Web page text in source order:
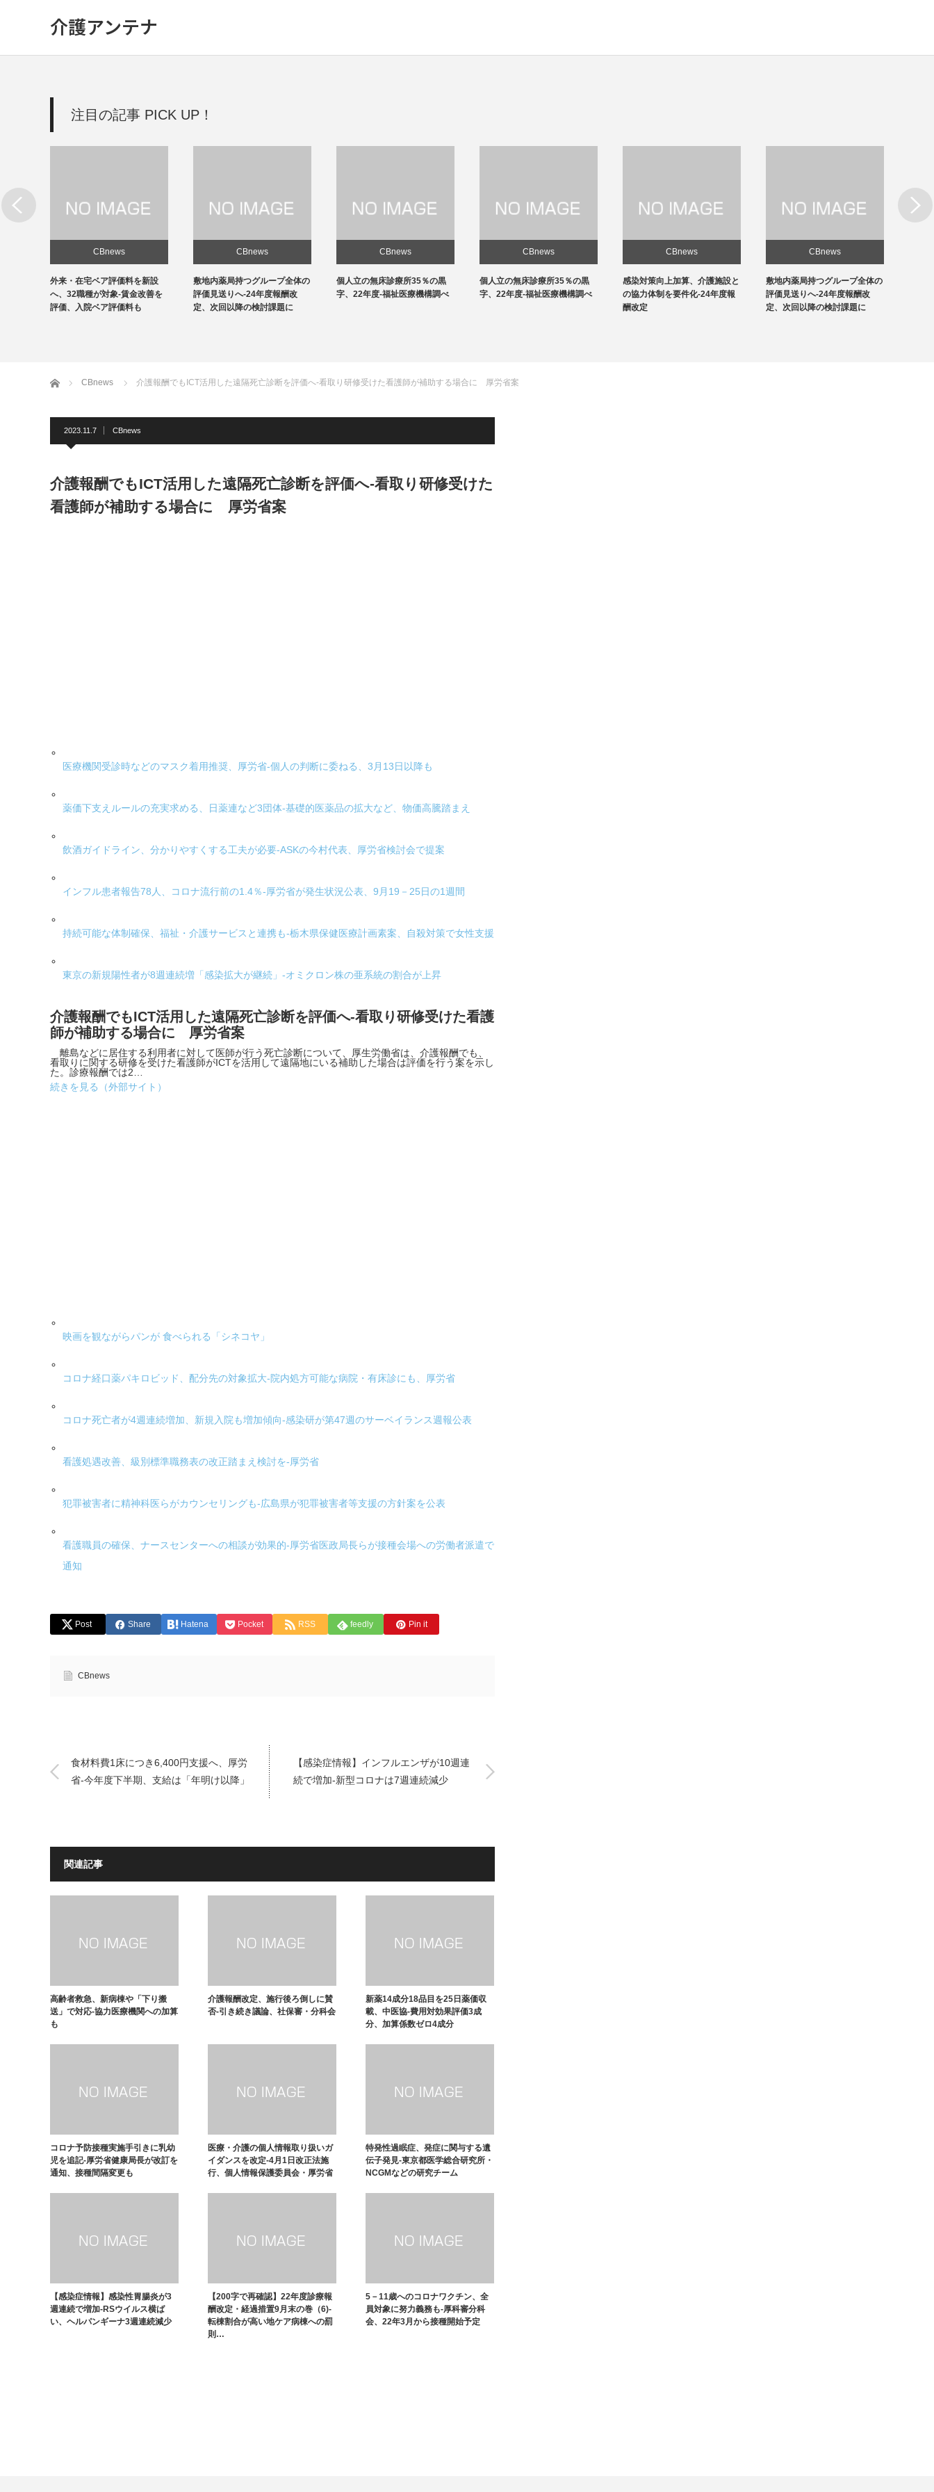
介護アンテナ
注目の記事 PICK UP！
CBnews
敷地内薬局持つグループ全体の
評価見送りへ-24年度報酬改
定、次回以降の検討課題に
CBnews
個人立の無床診療所35％の黒
字、22年度-福祉医療機構調べ
CBnews
個人立の無床診療所35％の黒
字、22年度-福祉医療機構調べ
CBnews
感染対策向上加算、介護施設と
の協力体制を要件化-24年度報
CBnews
敷地内薬局持つグループ全体の
評価見送りへ-24年度報酬改
定、次回以降の検討課題に
CBnews
急性期1の在院日数、支払側
「14日以内」主張-診療側「分
化の前につぶれる」、公益裁定
Next
ホーム CBnews 介護報酬でもICT活用した遠隔死亡診断を評価へ-看取り研修受けた看護師が補助する場合に 厚労省案
2023.11.7 CBnews
介護報酬でもICT活用した遠隔死亡診断を評価へ-看取り研修受けた
看護師が補助する場合に 厚労省案
医療機関受診時などのマスク着用推奨、厚労省-個人の判断に委ねる、3月13日以降も
薬価下支えルールの充実求める、日薬連など3団体-基礎的医薬品の拡大など、物価高騰踏まえ
飲酒ガイドライン、分かりやすくする工夫が必要-ASKの今村代表、厚労省検討会で提案
インフル患者報告78人、コロナ流行前の1.4％-厚労省が発生状況公表、9月19－25日の1週間
持続可能な体制確保、福祉・介護サービスと連携も-栃木県保健医療計画素案、自殺対策で女性支援
東京の新規陽性者が8週連続増「感染拡大が継続」-オミクロン株の亜系統の割合が上昇
介護報酬でもICT活用した遠隔死亡診断を評価へ-看取り研修受けた看護
師が補助する場合に 厚労省案
離島などに居住する利用者に対して医師が行う死亡診断について、厚生労働省は、介護報酬でも、
看取りに関する研修を受けた看護師がICTを活用して遠隔地にいる補助した場合は評価を行う案を示し
た。診療報酬では2…
続きを見る（外部サイト）
映画を観ながらパンが 食べられる「シネコヤ」
コロナ経口薬パキロビッド、配分先の対象拡大-院内処方可能な病院・有床診にも、厚労省
コロナ死亡者が4週連続増加、新規入院も増加傾向-感染研が第47週のサーベイランス週報公表
看護処遇改善、級別標準職務表の改正踏まえ検討を-厚労省
犯罪被害者に精神科医らがカウンセリングも-広島県が犯罪被害者等支援の方針案を公表
看護職員の確保、ナースセンターへの相談が効果的-厚労省医政局長らが接種会場への労働者派遣で
通知
Post Share Hatena Pocket RSS feedly Pin it
CBnews
食材料費1床につき6,400円支援へ、厚労
省-今年度下半期、支給は「年明け以降」
【感染症情報】インフルエンザが10週連
続で増加-新型コロナは7週連続減少
関連記事
高齢者救急、新病棟や「下り搬
送」で対応-協力医療機関への加算
も
介護報酬改定、施行後ろ倒しに賛
否-引き続き議論、社保審・分科会
新薬14成分18品目を25日薬価収
載、中医協-費用対効果評価3成
分、加算係数ゼロ4成分
コロナ予防接種実施手引きに乳幼
児を追記-厚労省健康局長が改訂を
通知、接種間隔変更も
医療・介護の個人情報取り扱いガ
イダンスを改定-4月1日改正法施
行、個人情報保護委員会・厚労省
特発性過眠症、発症に関与する遺
伝子発見-東京都医学総合研究所・
NCGMなどの研究チーム
【感染症情報】感染性胃腸炎が3
週連続で増加-RSウイルス横ば
い、ヘルパンギーナ3週連続減少
【200字で再確認】22年度診療報
酬改定・経過措置9月末の巻（6)-
転棟割合が高い地ケア病棟への罰
則…
5－11歳へのコロナワクチン、全
員対象に努力義務も-厚科審分科
会、22年3月から接種開始予定